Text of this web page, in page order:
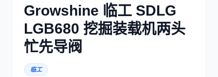
博世
洋马
Growshine 临工 SDLG
LGB680 挖掘装载机两头
忙先导阀
临工